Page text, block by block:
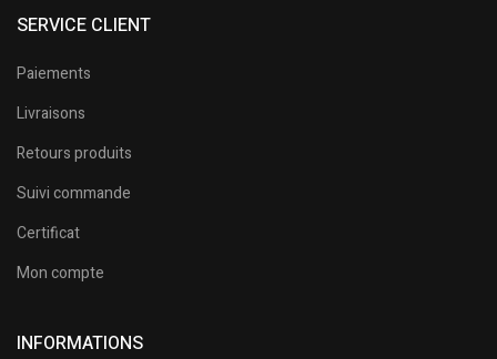
SERVICE CLIENT
Paiements
Livraisons
Retours produits
Suivi commande
Certificat
Mon compte
INFORMATIONS